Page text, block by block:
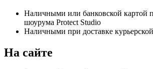
Наличными или банковской картой
шоурума Protect Studio
Наличными при доставке
На сайте